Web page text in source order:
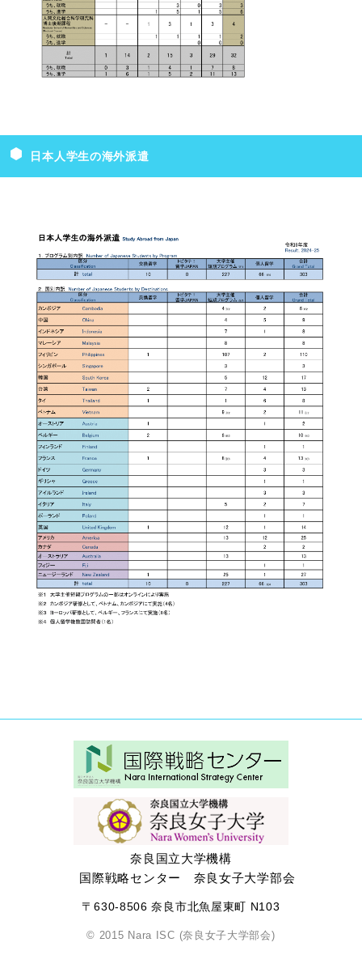
日本人学生の海外派遣
奈良国立大学機構
国際戦略センター 奈良女子大学部会
〒630-8506 奈良市北魚屋東町 N103
© 2015 Nara ISC (奈良女子大学部会)